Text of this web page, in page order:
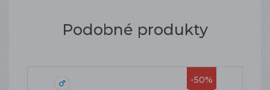
Podobné produkty
-50%